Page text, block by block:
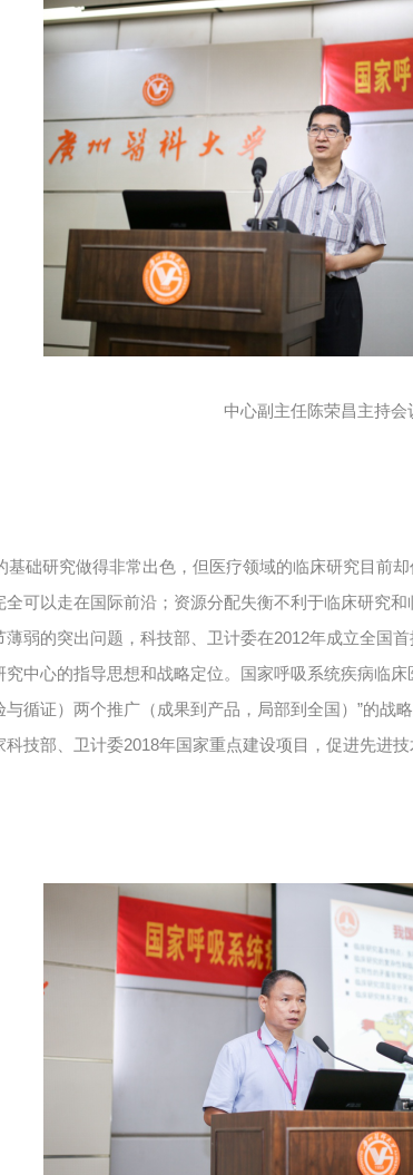
中心副主任陈荣昌主持会
础研究做得非常出色，但医疗领域的临床研究目前
可以走在国际前沿；资源分配失衡不利于临床研究
弱的突出问题，科技部、卫计委在2012年成立全国首
中心的指导思想和战略定位。国家呼吸系统疾病临床
循证）两个推广（成果到产品，局部到全国） ”的战
科技部、卫计委2018年国家重点建设项目，促进先进